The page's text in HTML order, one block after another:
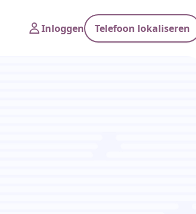
Inloggen Telefoon lokaliseren